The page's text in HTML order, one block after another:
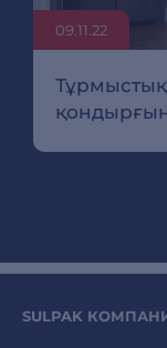
09.11.22
Тұрмыстық
SULPAK